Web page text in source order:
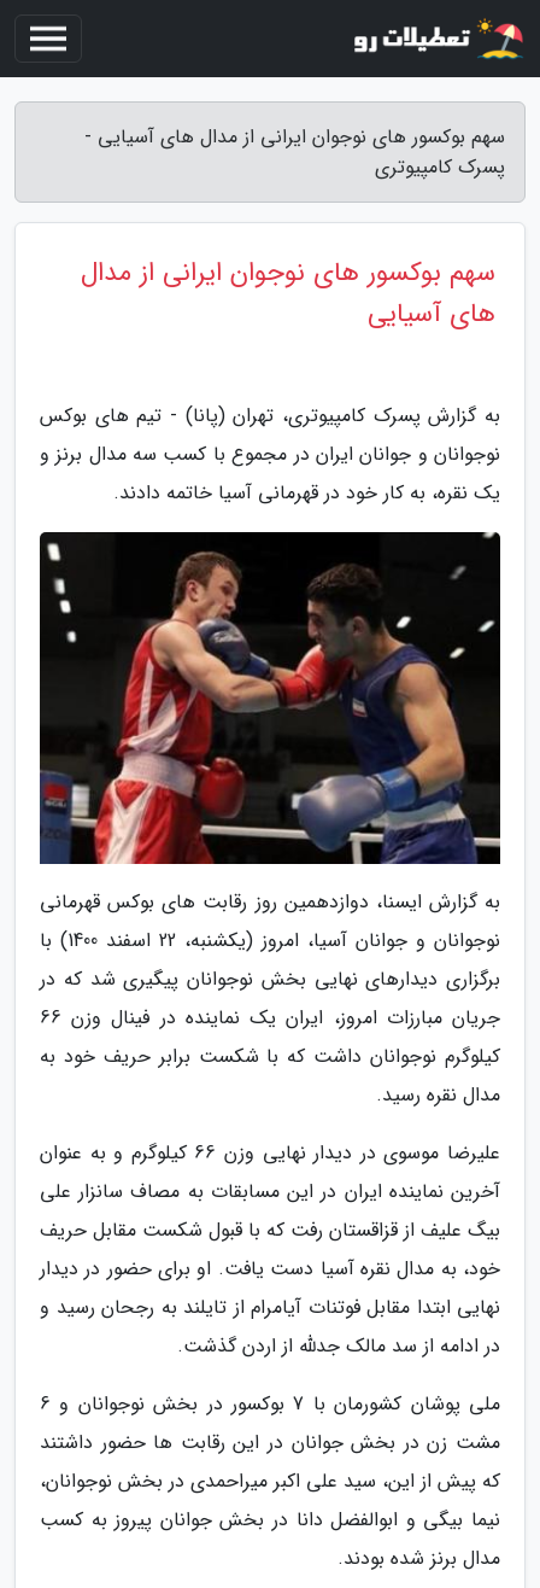
سهم بوکسور های نوجوان ایرانی از مدال های آسیایی -
پسرک کامپیوتری
سهم بوکسور های نوجوان ایرانی از مدال
های آسیایی
به گزارش پسرک کامپیوتری، تهران (پانا) - تیم های بوکس
نوجوانان و جوانان ایران در مجموع با کسب سه مدال برنز و
یک نقره، به کار خود در قهرمانی آسیا خاتمه دادند.
به گزارش ایسنا، دوازدهمین روز رقابت های بوکس قهرمانی
نوجوانان و جوانان آسیا، امروز (یکشنبه، 22 اسفند 1400) با
برگزاری دیدارهای نهایی بخش نوجوانان پیگیری شد که در
جریان مبارزات امروز، ایران یک نماینده در فینال وزن 66
کیلوگرم نوجوانان داشت که با شکست برابر حریف خود به
مدال نقره رسید.
علیرضا موسوی در دیدار نهایی وزن 66 کیلوگرم و به عنوان
آخرین نماینده ایران در این مسابقات به مصاف سانزار علی
بیگ علیف از قزاقستان رفت که با قبول شکست مقابل حریف
خود، به مدال نقره آسیا دست یافت. او برای حضور در دیدار
نهایی ابتدا مقابل فوتنات آیامرام از تایلند به رجحان رسید و
در ادامه از سد مالک جدلله از اردن گذشت.
ملی پوشان کشورمان با 7 بوکسور در بخش نوجوانان و 6
مشت زن در بخش جوانان در این رقابت ها حضور داشتند
که پیش از این، سید علی اکبر میراحمدی در بخش نوجوانان،
نیما بیگی و ابوالفضل دانا در بخش جوانان پیروز به کسب
مدال برنز شده بودند.